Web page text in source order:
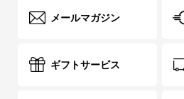
メールマガジン
ギフトサービス